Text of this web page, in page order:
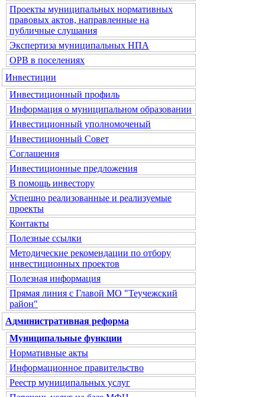
Проекты муниципальных нормативных
правовых актов, направленные на
публичные слушания
Экспертиза муниципальных НПА
ОРВ в поселениях
Инвестиции
Инвестиционный профиль
Информация о муниципальном образовании
Инвестиционный уполномоченый
Инвестиционный Совет
Соглашения
Инвестиционные предложения
В помощь инвестору
Успешно реализованные и реализуемые
проекты
Контакты
Полезные ссылки
Методические рекомендации по отбору
инвестиционных проектов
Полезная информация
Прямая линия с Главой МО "Теучежский
район"
Административная реформа
Муниципальные функции
Нормативные акты
Информационное правительство
Реестр муниципальных услуг